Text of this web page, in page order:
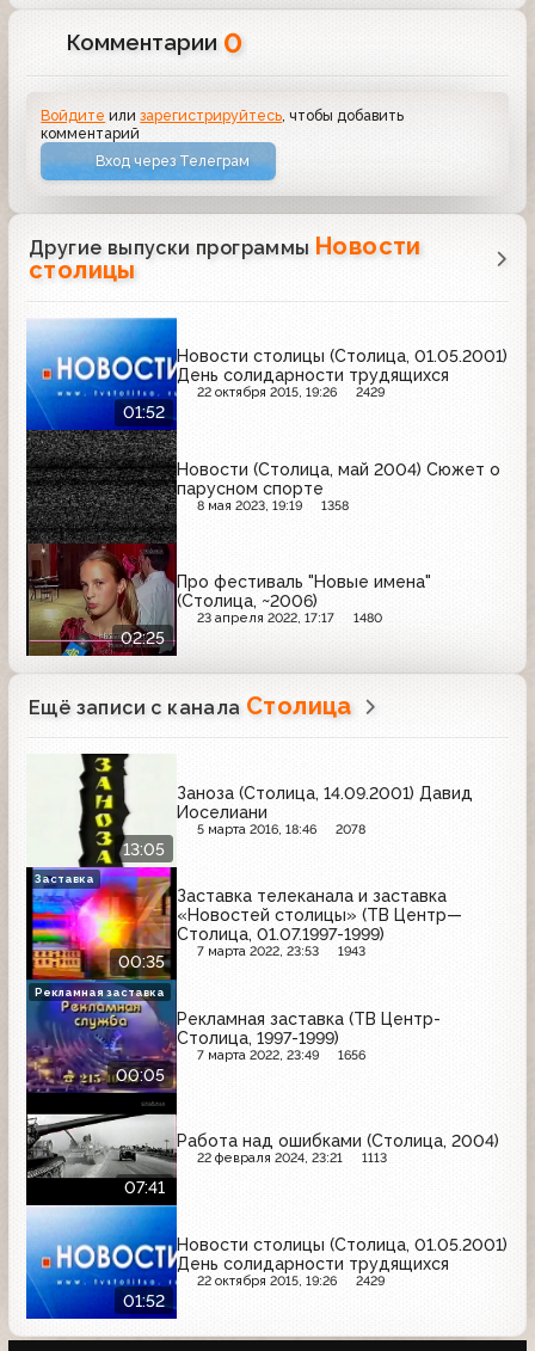
Комментарии 0
Войдите илизарегистрируйтесь, чтобы добавить
комментарий
Вход через Телеграм
Другие выпуски программы Новости
столицы
01:52
Новости столицы (Столица, 01.05.2001)
День солидарности трудящихся
22 октября 2015, 19:26 2429
Новости (Столица, май 2004) Сюжет о
парусном спорте
8 мая 2023, 19:19 1358
02:25
Про фестиваль "Новые имена"
(Столица, ~2006)
23 апреля 2022, 17:17 1480
Ещё записи с канала Столица
13:05
Заноза (Столица, 14.09.2001) Давид
Иоселиани
5 марта 2016, 18:46 2078
00:35
Заставка телеканала и заставка
«Новостей столицы» (ТВ Центр—
Столица, 01.07.1997-1999)
7 марта 2022, 23:53 1943
Заставка
00:05
Рекламная заставка (ТВ Центр-
Столица, 1997-1999)
7 марта 2022, 23:49 1656
Рекламная заставка
07:41
Работа над ошибками (Столица, 2004)
22 февраля 2024, 23:21 1113
01:52
Новости столицы (Столица, 01.05.2001)
День солидарности трудящихся
22 октября 2015, 19:26 2429